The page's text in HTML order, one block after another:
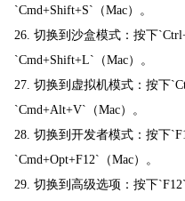
`Cmd+Shift+S`（Mac）。
26. 切换到沙盒模式：按下
`Cmd+Shift+L`（Mac）。
27. 切换到虚拟机模式：按下
`Cmd+Alt+V`（Mac）。
28. 切换到开发者模式：按下
`Cmd+Opt+F12`（Mac）。
29. 切换到高级选项：按下